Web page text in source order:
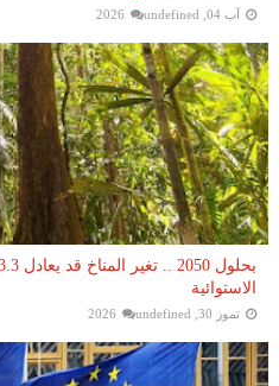
آب 04, 2026 undefined
الاستوائية
تموز 30, 2026 undefined